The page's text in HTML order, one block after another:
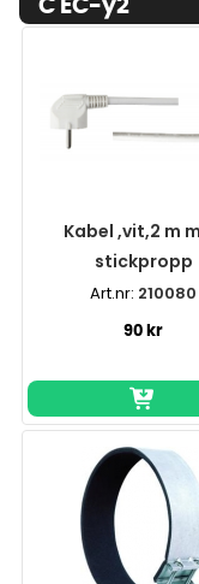
C EC-y2
Kabel ,vit,2 m
stickpropp
Art.nr: 210080
90 kr